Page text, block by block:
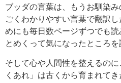
ブッダの言葉は、もうお馴染
ごくわかりやすい言葉で翻訳
めにも毎日数ページずつでも
とめくって気になったところを
そして心や人間性を整えるの
くあれ」は古くから育まれて